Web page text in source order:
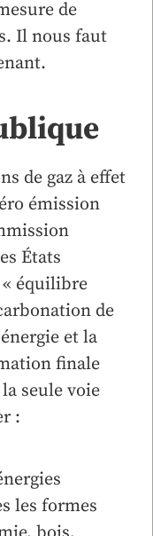
de
Il nous faut
de gaz à effet
émission
États
équilibre
de
et la
finale
seule voie
:
les formes